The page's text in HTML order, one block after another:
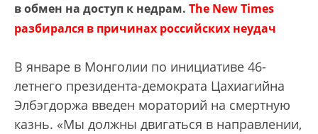
в обмен на доступ к недрам. The New Times
разбирался в причинах российских неудач
В январе в Монголии по инициативе 46-
летнего президента-демократа Цахиагийна
Элбэгдоржа введен мораторий на смертную
казнь. «Мы должны двигаться в направлении,